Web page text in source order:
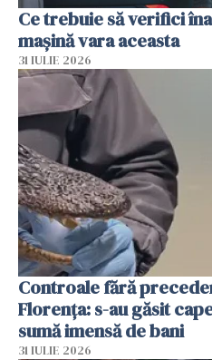
Ce trebuie să verifici
mașină vara aceasta
31 IULIE 2026
Controale fără
Florența: s-au găsit
sumă imensă de bani
31 IULIE 2026